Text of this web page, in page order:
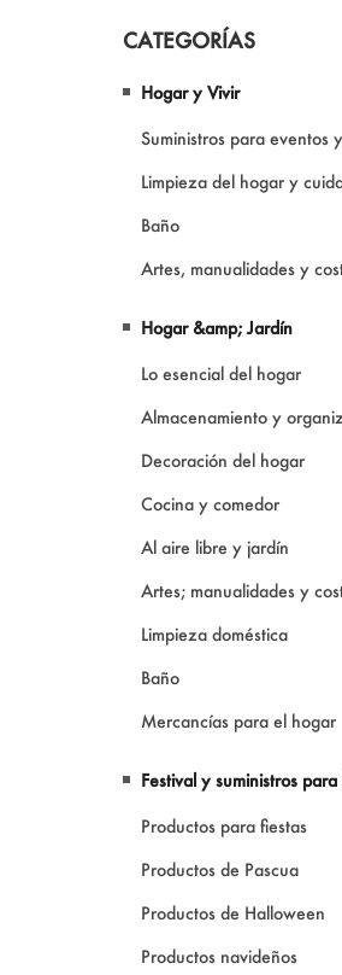
Productos para mascotas
Ropa y maquillaje
Constituir
CATEGORÍAS
Hogar y Vivir
Suministros para eventos
Limpieza del hogar y
Baño
Artes, manualidades y
Hogar &amp; Jardín
Lo esencial del hogar
Almacenamiento y
Decoración del hogar
Cocina y comedor
Al aire libre y jardín
Artes; manualidades y
Limpieza doméstica
Baño
Mercancías para el hogar
Festival y suministros para
Productos para fiestas
Productos de Pascua
Productos de Halloween
Productos navideños